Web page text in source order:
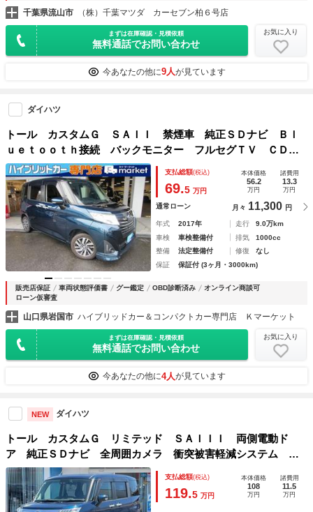
千葉県流山市 （株）千葉マツダ カーセブン柏６号店
まずは在庫確認・見積依頼
無料通話でお問い合わせ
お気に入り
今あなたの他に9人が見ています
ダイハツ
トール カスタムＧ ＳＡＩＩ 禁煙車 純正ＳＤナビ Ｂｌ
ｕｅｔｏｏｔｈ接続 バックモニター フルセグＴＶ ＣＤ／
ＤＶＤ再生 ステアリングリモコン 衝突被害軽減システム
盗難防止システム 衝突安全ボディー
支払総額(税込)
69.5 万円
本体価格
56.2
万円
諸費用
13.3
万円
通常ローン 月々 11,300 円
年式 2017年 走行
9.0万km
車検
車検整備付 排気
1000cc
整備
法定整備付 修復
なし
保証
保証付 (3ヶ月・3000km)
販売店保証 車両状態評価書 グー鑑定 OBD診断済み
オンライン商談可
ローン仮審査
山口県岩国市 ハイブリッドカー＆コンパクトカー専門店 Ｋマーケット
まずは在庫確認・見積依頼
無料通話でお問い合わせ
お気に入り
今あなたの他に4人が見ています
NEW ダイハツ
トール カスタムＧ リミテッド ＳＡＩＩＩ 両側電動ド
ア 純正ＳＤナビ 全周囲カメラ 衝突被害軽減システム 禁
煙車 ドラレコ コーナーセンサー スマートキー ＬＥＤヘ
ッド ビルトインＥＴＣ クルコン 純正１４インチアルミ
オートハイビーム
支払総額(税込)
119.5 万円
本体価格
108
万円
諸費用
11.5
万円